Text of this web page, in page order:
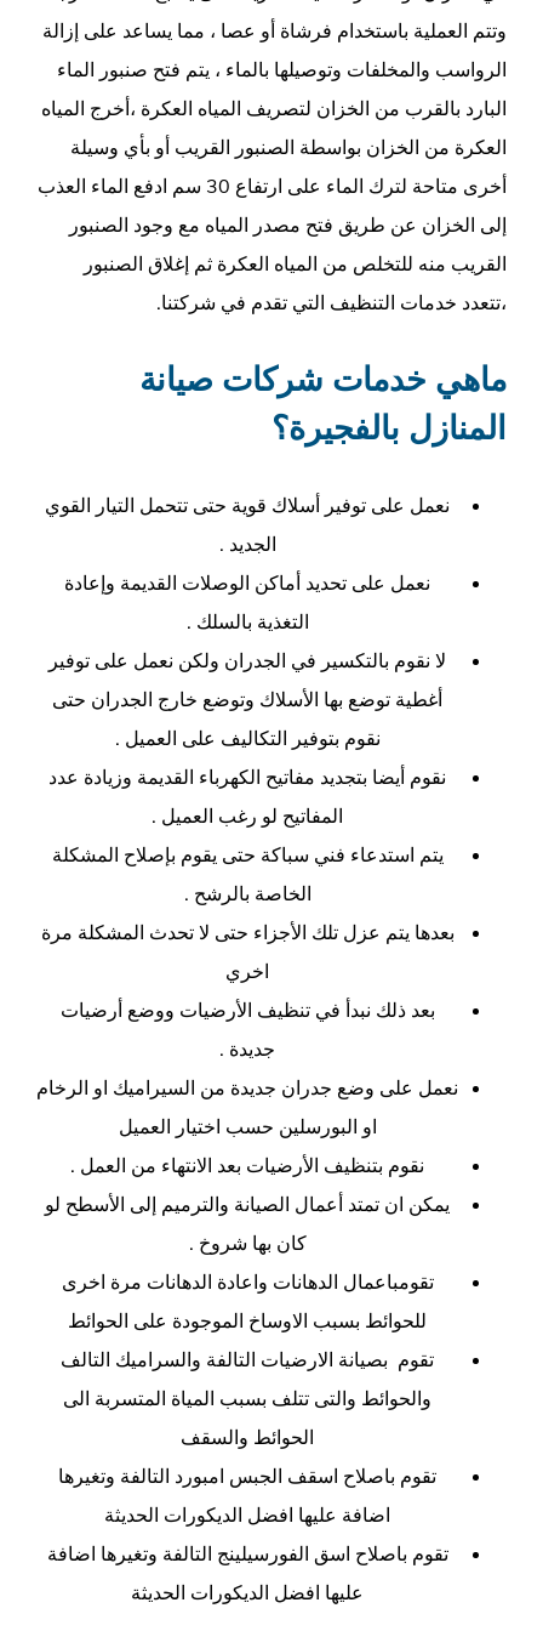
وتتم العملية باستخدام فرشاة أو عصا ، مما يساعد على إزالة
الرواسب والمخلفات وتوصيلها بالماء ، يتم فتح صنبور الماء
البارد بالقرب من الخزان لتصريف المياه العكرة ،أخرج المياه
العكرة من الخزان بواسطة الصنبور القريب أو بأي وسيلة
أخرى متاحة لترك الماء على ارتفاع 30 سم ادفع الماء العذب
إلى الخزان عن طريق فتح مصدر المياه مع وجود الصنبور
القريب منه للتخلص من المياه العكرة ثم إغلاق الصنبور
،تتعدد خدمات التنظيف التي تقدم في شركتنا.
ماهي خدمات شركات صيانة
المنازل بالفجيرة؟
نعمل على توفير أسلاك قوية حتى تتحمل التيار القوي
الجديد .
نعمل على تحديد أماكن الوصلات القديمة وإعادة
التغذية بالسلك .
لا نقوم بالتكسير في الجدران ولكن نعمل على توفير
أغطية توضع بها الأسلاك وتوضع خارج الجدران حتى
نقوم بتوفير التكاليف على العميل .
نقوم أيضا بتجديد مفاتيح الكهرباء القديمة وزيادة عدد
المفاتيح لو رغب العميل .
يتم استدعاء فني سباكة حتى يقوم بإصلاح المشكلة
الخاصة بالرشح .
بعدها يتم عزل تلك الأجزاء حتى لا تحدث المشكلة مرة
اخري
بعد ذلك نبدأ في تنظيف الأرضيات ووضع أرضيات
جديدة .
نعمل على وضع جدران جديدة من السيراميك او الرخام
او البورسلين حسب اختيار العميل
نقوم بتنظيف الأرضيات بعد الانتهاء من العمل .
يمكن ان تمتد أعمال الصيانة والترميم إلى الأسطح لو
كان بها شروخ .
تقومباعمال الدهانات واعادة الدهانات مرة اخرى
للحوائط بسبب الاوساخ الموجودة على الحوائط
تقوم بصيانة الارضيات التالفة والسراميك التالف
والحوائط والتى تتلف بسبب المياة المتسربة الى
الحوائط والسقف
تقوم باصلاح اسقف الجبس امبورد التالفة وتغيرها
اضافة عليها افضل الديكورات الحديثة
تقوم باصلاح اسق الفورسيلينج التالفة وتغيرها اضافة
عليها افضل الديكورات الحديثة